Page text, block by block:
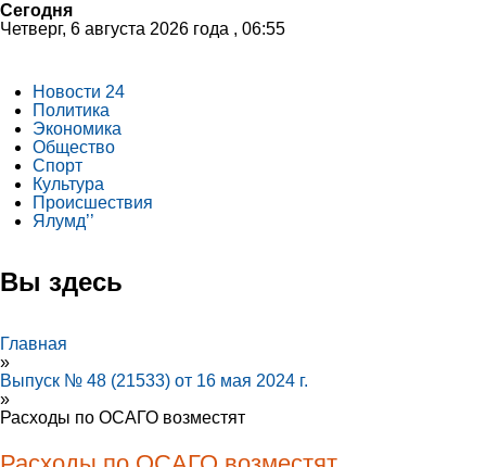
Сегодня
Четверг, 6 августа 2026 года , 06:55
Новости 24
Политика
Экономика
Общество
Спорт
Культура
Происшествия
Ялумд’’
Вы здесь
Главная
»
Выпуск № 48 (21533) от 16 мая 2024 г.
»
Расходы по ОСАГО возместят